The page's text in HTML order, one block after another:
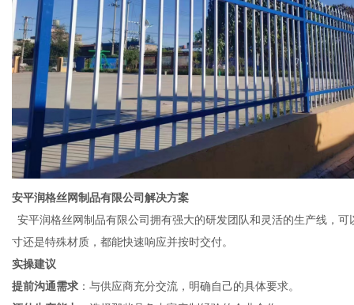
安平润格丝网制品有限公司解决方案
安平润格丝网制品有限公司拥有强大的研发团队和灵活的生产线，
寸还是特殊材质，都能快速响应并按时交付。
实操建议
提前沟通需求 ：与供应商充分交流，明确自己的具体要求。